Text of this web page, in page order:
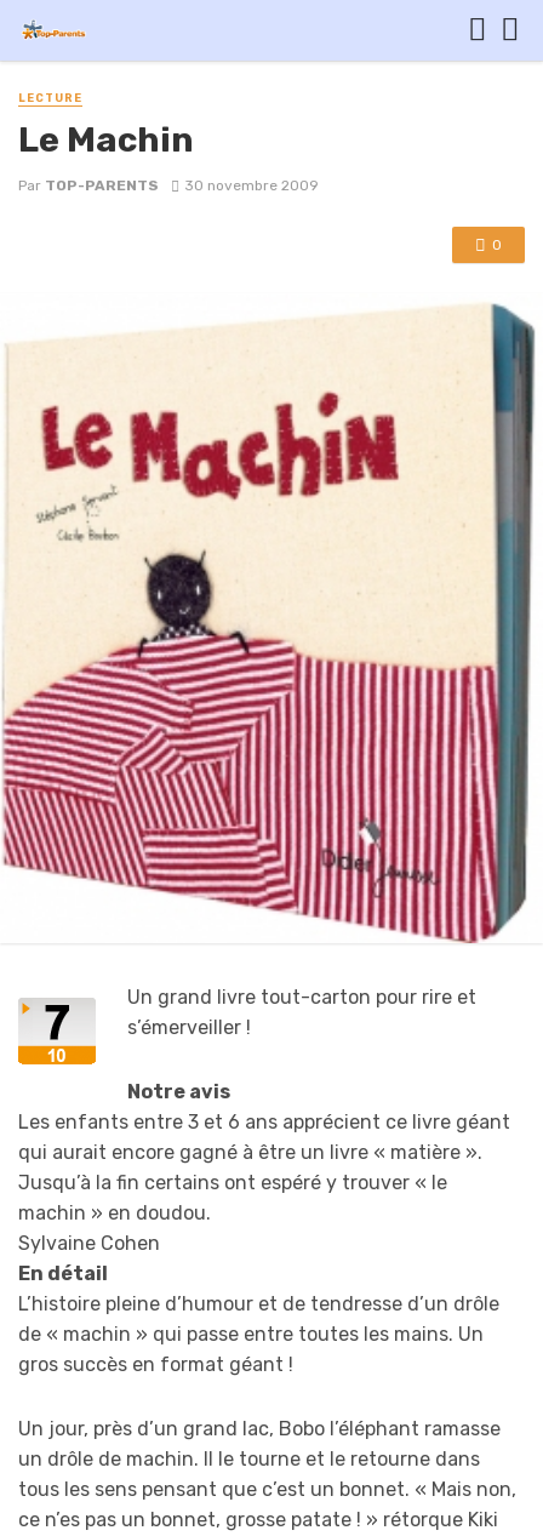
LECTURE
Le Machin
Par TOP-PARENTS 30 novembre 2009
0
Un grand livre tout-carton pour rire et
s’émerveiller !
Notre avis
Les enfants entre 3 et 6 ans apprécient ce livre géant
qui aurait encore gagné à être un livre « matière ».
Jusqu’à la fin certains ont espéré y trouver « le
machin » en doudou.
Sylvaine Cohen
En détail
L’histoire pleine d’humour et de tendresse d’un drôle
de « machin » qui passe entre toutes les mains. Un
gros succès en format géant !
Un jour, près d’un grand lac, Bobo l’éléphant ramasse
un drôle de machin. Il le tourne et le retourne dans
tous les sens pensant que c’est un bonnet. « Mais non,
ce n’es pas un bonnet, grosse patate ! » rétorque Kiki